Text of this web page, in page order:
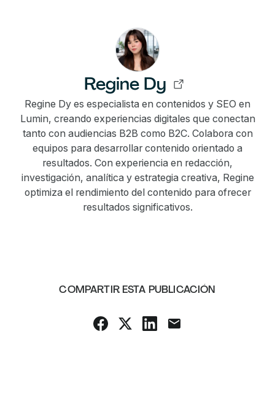
Regine Dy
Regine Dy es especialista en contenidos y SEO en
Lumin, creando experiencias digitales que conectan
tanto con audiencias B2B como B2C. Colabora con
equipos para desarrollar contenido orientado a
resultados. Con experiencia en redacción,
investigación, analítica y estrategia creativa, Regine
optimiza el rendimiento del contenido para ofrecer
resultados significativos.
COMPARTIR ESTA PUBLICACIÓN